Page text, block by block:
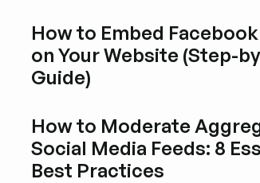
How to Embed
on Your Website (Step-
Guide)
How to Moderate
Social Media Feeds: 8
Best Practices